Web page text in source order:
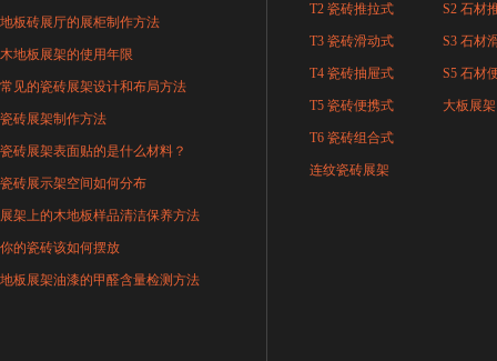
地板砖展厅的展柜制作方法
木地板展架的使用年限
常见的瓷砖展架设计和布局方法
瓷砖展架制作方法
瓷砖展架表面贴的是什么材料？
瓷砖展示架空间如何分布
展架上的木地板样品清洁保养方法
你的瓷砖该如何摆放
地板展架油漆的甲醛含量检测方法
T2 瓷砖推拉式
T3 瓷砖滑动式
T4 瓷砖抽屉式
T5 瓷砖便携式
T6 瓷砖组合式
连纹瓷砖展架
S2 石材
S3 石材
S5 石材
大板展架